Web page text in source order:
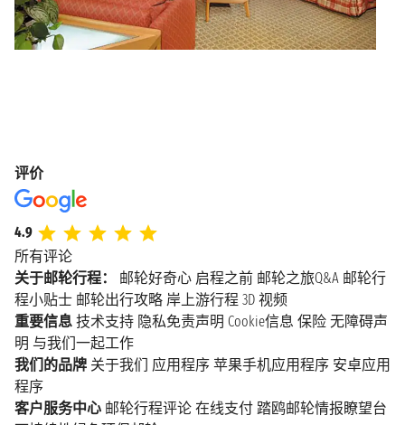
评价
4.9
所有评论
关于邮轮行程：
邮轮好奇心 启程之前 邮轮之旅Q&A 邮轮行
程小贴士 邮轮出行攻略 岸上游行程 3D 视频
重要信息 技术支持 隐私免责声明 Cookie信息 保险 无障碍声
明 与我们一起工作
我们的品牌 关于我们 应用程序 苹果手机应用程序 安卓应用
程序
客户服务中心 邮轮行程评论 在线支付 踏鸥邮轮情报瞭望台